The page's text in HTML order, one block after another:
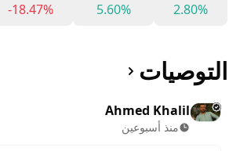
2.80%
5.60%
-18.47%
التوصيات
Ahmed Khalil
منذ أسبوعين